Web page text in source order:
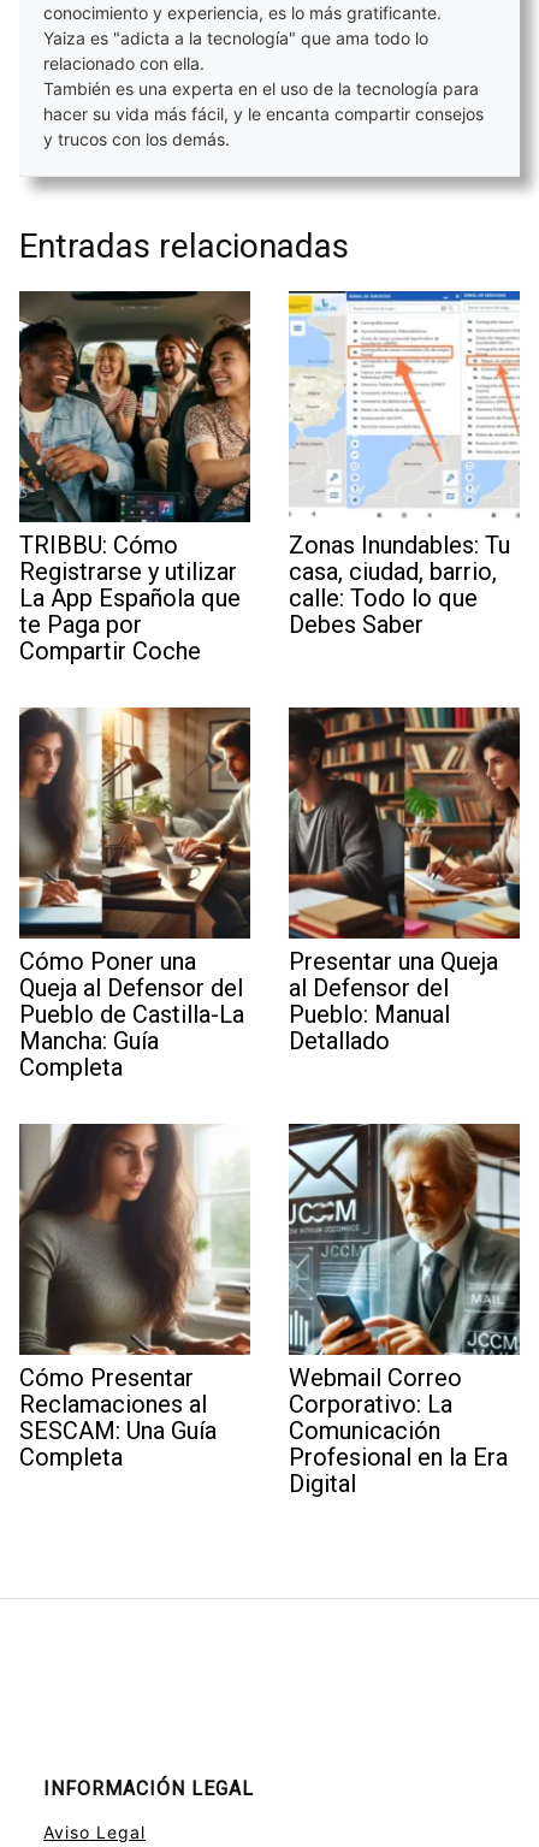
conocimiento y experiencia, es lo más gratificante.
Yaiza es "adicta a la tecnología" que ama todo lo
relacionado con ella.
También es una experta en el uso de la tecnología para
hacer su vida más fácil, y le encanta compartir consejos
y trucos con los demás.
Entradas relacionadas
TRIBBU: Cómo
Registrarse y utilizar
La App Española que
te Paga por
Compartir Coche
Zonas Inundables: Tu
casa, ciudad, barrio,
calle: Todo lo que
Debes Saber
Cómo Poner una
Queja al Defensor del
Pueblo de Castilla-La
Mancha: Guía
Completa
Presentar una Queja
al Defensor del
Pueblo: Manual
Detallado
Cómo Presentar
Reclamaciones al
SESCAM: Una Guía
Completa
Webmail Correo
Corporativo: La
Comunicación
Profesional en la Era
Digital
INFORMACIÓN LEGAL
Aviso Legal